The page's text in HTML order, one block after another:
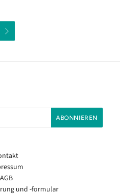

AGB
und -formular